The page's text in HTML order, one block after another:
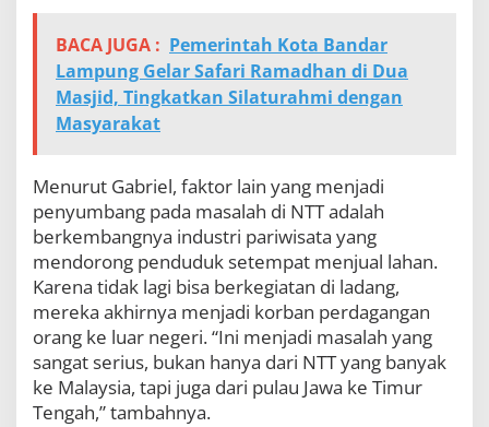
BACA JUGA : Pemerintah Kota Bandar
Lampung Gelar Safari Ramadhan di Dua
Masjid, Tingkatkan Silaturahmi dengan
Masyarakat
Menurut Gabriel, faktor lain yang menjadi
penyumbang pada masalah di NTT adalah
berkembangnya industri pariwisata yang
mendorong penduduk setempat menjual lahan.
Karena tidak lagi bisa berkegiatan di ladang,
mereka akhirnya menjadi korban perdagangan
orang ke luar negeri. “Ini menjadi masalah yang
sangat serius, bukan hanya dari NTT yang banyak
ke Malaysia, tapi juga dari pulau Jawa ke Timur
Tengah,” tambahnya.